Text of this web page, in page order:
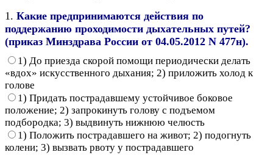
1. Какие предпринимаются действия по
поддержанию проходимости дыхательных путей?
(приказ Минздрава России от 04.05.2012 N 477н).
1) До приезда скорой помощи периодически делать
«вдох» искусственного дыхания; 2) приложить холод к
голове
1) Придать пострадавшему устойчивое боковое
положение; 2) запрокинуть голову с подъемом
подбородка; 3) выдвинуть нижнюю челюсть
1) Положить пострадавшего на живот; 2) подогнуть
колени; 3) вызвать рвоту у пострадавшего